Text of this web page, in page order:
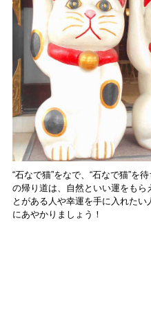
“石なで猫”をなで、“石なで猫”を
の帰り道は、自然といい運をも
とがある人や幸運を手に入れた
にあやかりましょう！